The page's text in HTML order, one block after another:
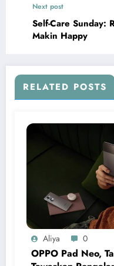
Next post
Self-Care Sunday:
Makin Happy
RELATED POSTS
Aliya 0
OPPO Pad Neo,